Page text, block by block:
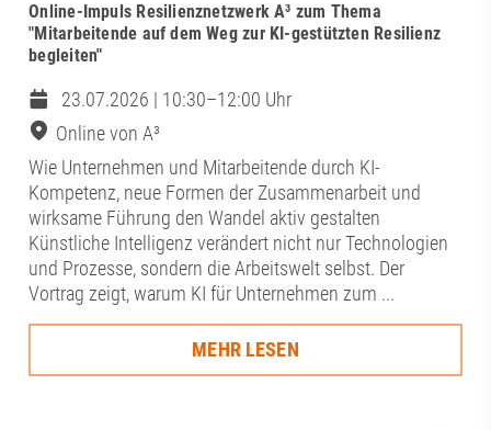
Online-Impuls Resilienznetzwerk A³ zum Thema
"Mitarbeitende auf dem Weg zur KI-gestützten Resilienz
begleiten"
23.07.2026 | 10:30–12:00 Uhr
Online von A³
Wie Unternehmen und Mitarbeitende durch KI-
Kompetenz, neue Formen der Zusammenarbeit und
wirksame Führung den Wandel aktiv gestalten
Künstliche Intelligenz verändert nicht nur Technologien
und Prozesse, sondern die Arbeitswelt selbst. Der
Vortrag zeigt, warum KI für Unternehmen zum ...
MEHR LESEN